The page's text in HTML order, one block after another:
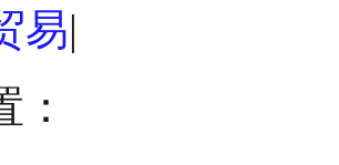
易|
：